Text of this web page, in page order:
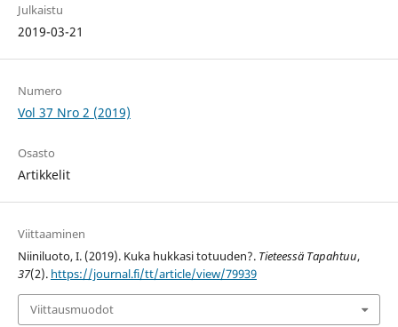
Julkaistu
2019-03-21
Numero
Vol 37 Nro 2 (2019)
Osasto
Artikkelit
Viittaaminen
Niiniluoto, I. (2019). Kuka hukkasi totuuden?. Tieteessä Tapahtuu,
37(2). https://journal.fi/tt/article/view/79939
Viittausmuodot